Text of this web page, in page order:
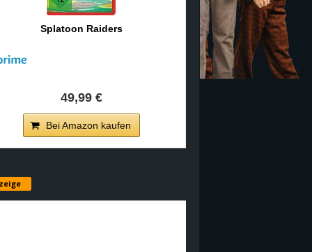
Splatoon Raiders
49,99 €
Bei Amazon kaufen